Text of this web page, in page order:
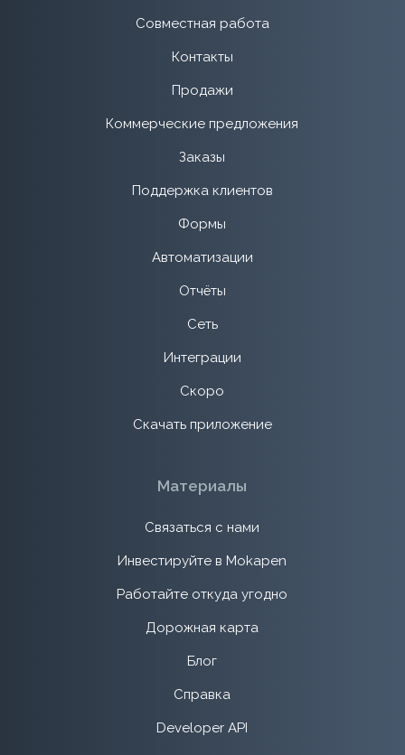
Совместная работа
Контакты
Продажи
Коммерческие предложения
Заказы
Поддержка клиентов
Формы
Автоматизации
Отчёты
Сеть
Интеграции
Скоро
Скачать приложение
Материалы
Связаться с нами
Инвестируйте в Mokapen
Работайте откуда угодно
Дорожная карта
Блог
Справка
Developer API